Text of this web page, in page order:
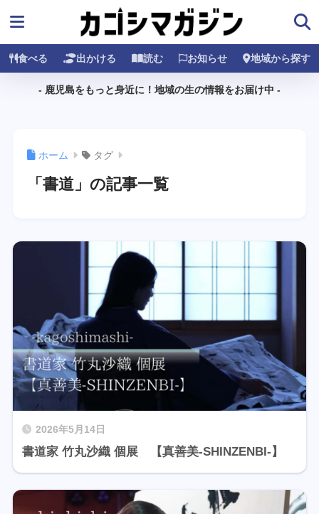
食べる 出かける 読む お知らせ 地域から探す
- 鹿児島をもっと身近に！地域の生の情報をお届け中 -
ホーム タグ
「書道」の記事一覧
2026年5月14日
書道家 竹丸沙織 個展 【真善美-SHINZENBI-】